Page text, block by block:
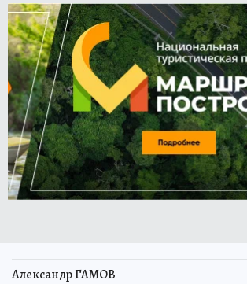
Александр ГАМОВ